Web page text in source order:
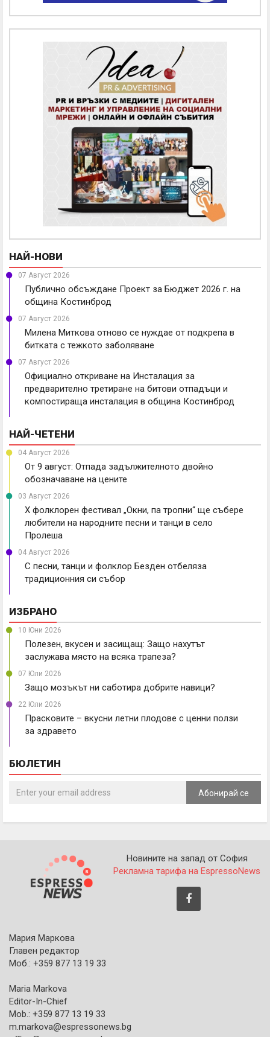
НАЙ-НОВИ
07 Август 2026
Публично обсъждане Проект за Бюджет 2026 г. на
община Костинброд
07 Август 2026
Милена Миткова отново се нуждае от подкрепа в
битката с тежкото заболяване
07 Август 2026
Официално откриване на Инсталация за
предварително третиране на битови отпадъци и
компостираща инсталация в община Костинброд
НАЙ-ЧЕТЕНИ
04 Август 2026
От 9 август: Отпада задължителното двойно
обозначаване на цените
03 Август 2026
X фолклорен фестивал „Окни, па тропни“ ще събере
любители на народните песни и танци в село
Пролеша
04 Август 2026
С песни, танци и фолклор Безден отбеляза
традиционния си събор
ИЗБРАНО
10 Юни 2026
Полезен, вкусен и засищащ: Защо нахутът
заслужава място на всяка трапеза?
07 Юли 2026
Защо мозъкът ни саботира добрите навици?
22 Юли 2026
Прасковите – вкусни летни плодове с ценни ползи
за здравето
БЮЛЕТИН
Абонирай се
Новините на запад от София
Рекламна тарифа на EspressoNews
Мария Маркова
Главен редактор
Моб.: +359 877 13 19 33
Maria Markova
Editor-In-Chief
Mob.: +359 877 13 19 33
m.markova@espressonews.bg